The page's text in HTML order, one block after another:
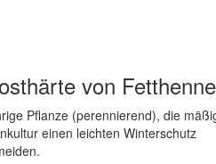
von Fetthenne
Pflanze (perennierend), die
einen leichten Winterschutz